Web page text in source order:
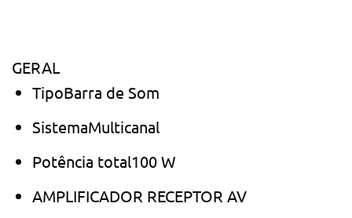
GERAL
TipoBarra de Som
SistemaMulticanal
Potência total100 W
AMPLIFICADOR RECEPTOR AV